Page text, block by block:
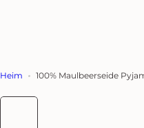
Heim 100% Maulbeerseide